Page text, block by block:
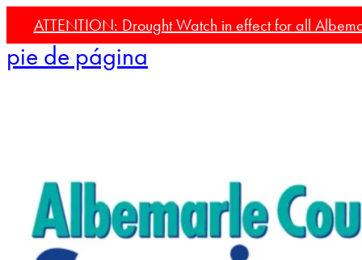
ATTENTION: Drought Watch in effect for all
Ir al contenido principalSaltar al
pie de página